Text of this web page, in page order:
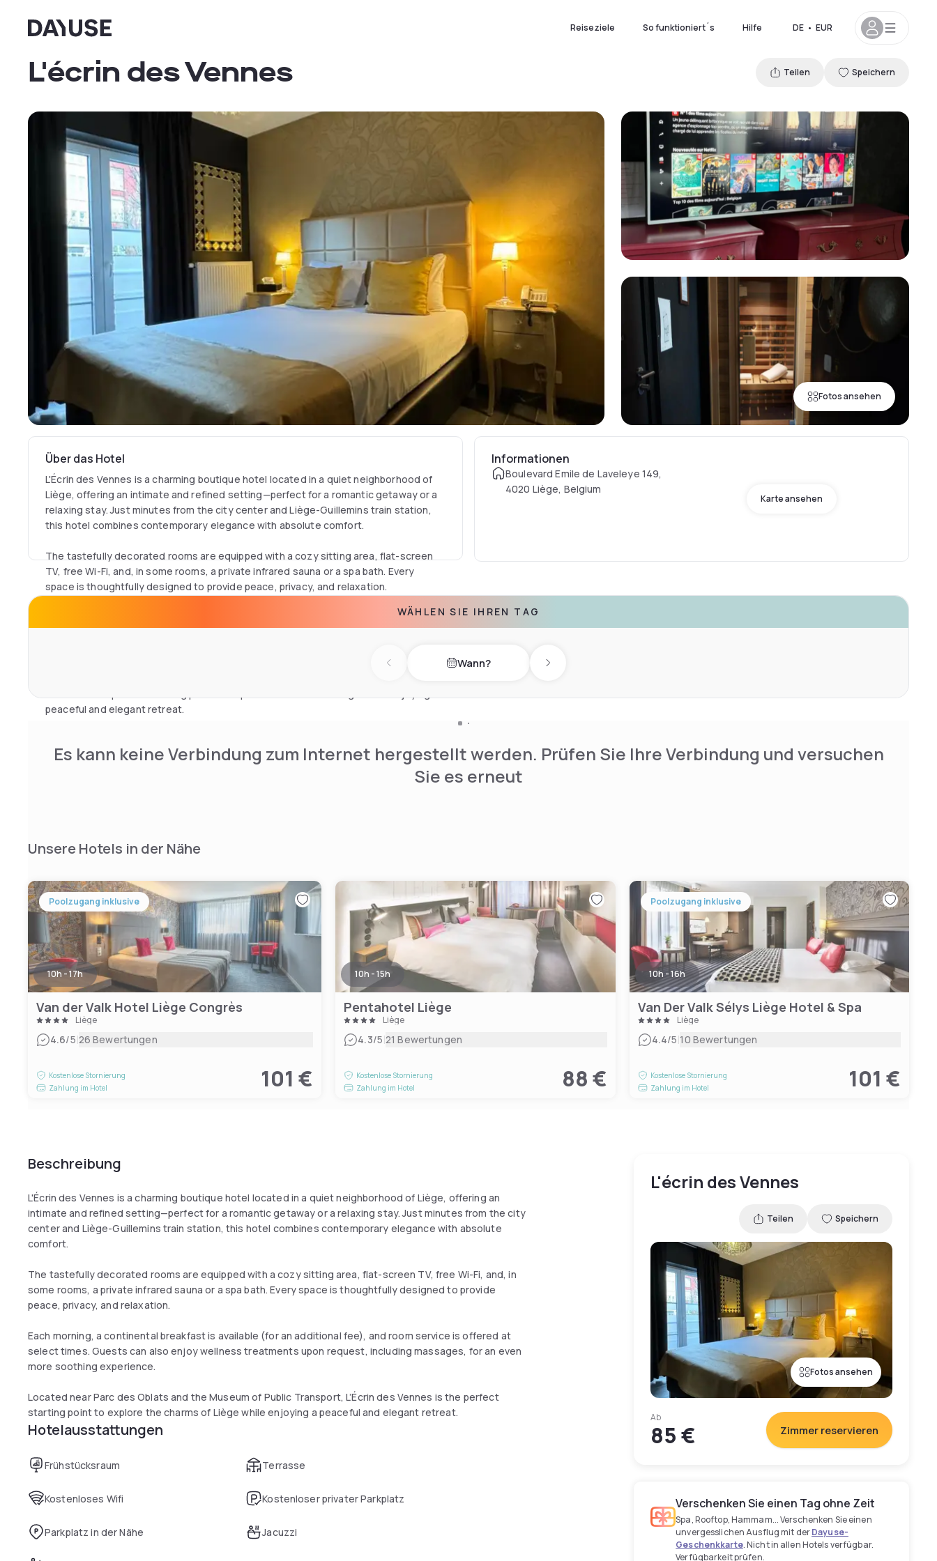
Dayuse Reiseziele So funktioniert´s Hilfe DE • EUR
Fotos ansehen
L'écrin des Vennes Teilen Speichern
Über das Hotel
L'Écrin des Vennes is a charming boutique hotel located in a quiet neighborhood of
Liège, offering an intimate and refined setting—perfect for a romantic getaway or a
relaxing stay. Just minutes from the city center and Liège-Guillemins train station,
this hotel combines contemporary elegance with absolute comfort.
The tastefully decorated rooms are equipped with a cozy sitting area, flat-screen
TV, free Wi-Fi, and, in some rooms, a private infrared sauna or a spa bath. Every
space is thoughtfully designed to provide peace, privacy, and relaxation.
Each morning, a continental breakfast is available (for an additional fee), and room
service is offered at select times. Guests can also enjoy wellness treatments upon
peaceful and elegant retreat.
Informationen
Boulevard Emile de Laveleye 149,
4020 Liège, Belgium
Karte ansehen
WÄHLEN SIE IHREN TAG
Previous day Wann? Next day
Es kann keine Verbindung zum Internet hergestellt werden. Prüfen Sie Ihre Verbindung und versuchen
Sie es erneut
Unsere Hotels in der Nähe
Poolzugang inklusive
10h - 17h
Van der Valk Hotel Liège Congrès
Liège
4.6/5|26 Bewertungen
Kostenlose Stornierung
Zahlung im Hotel
101 €
10h - 15h
Pentahotel Liège
Liège
4.3/5|21 Bewertungen
Kostenlose Stornierung
Zahlung im Hotel
88 €
Poolzugang inklusive
10h - 16h
Van Der Valk Sélys Liège Hotel & Spa
Liège
4.4/5|10 Bewertungen
Kostenlose Stornierung
Zahlung im Hotel
101 €
Beschreibung
L'Écrin des Vennes is a charming boutique hotel located in a quiet neighborhood of Liège, offering an
intimate and refined setting—perfect for a romantic getaway or a relaxing stay. Just minutes from the city
center and Liège-Guillemins train station, this hotel combines contemporary elegance with absolute
comfort.
The tastefully decorated rooms are equipped with a cozy sitting area, flat-screen TV, free Wi-Fi, and, in
some rooms, a private infrared sauna or a spa bath. Every space is thoughtfully designed to provide
peace, privacy, and relaxation.
Each morning, a continental breakfast is available (for an additional fee), and room service is offered at
select times. Guests can also enjoy wellness treatments upon request, including massages, for an even
more soothing experience.
Located near Parc des Oblats and the Museum of Public Transport, L’Écrin des Vennes is the perfect
starting point to explore the charms of Liège while enjoying a peaceful and elegant retreat.
Hotelausstattungen
Frühstücksraum Terrasse
Kostenloses Wifi Kostenloser privater Parkplatz
Parkplatz in der Nähe Jacuzzi
L'écrin des Vennes
Teilen Speichern
Fotos ansehen
Ab
85 € Zimmer reservieren
Verschenken Sie einen Tag ohne Zeit
Spa, Rooftop, Hammam... Verschenken Sie einen
unvergesslichen Ausflug mit derDayuse-
Geschenkkarte. Nicht in allen Hotels verfügbar.
Verfügbarkeit prüfen.